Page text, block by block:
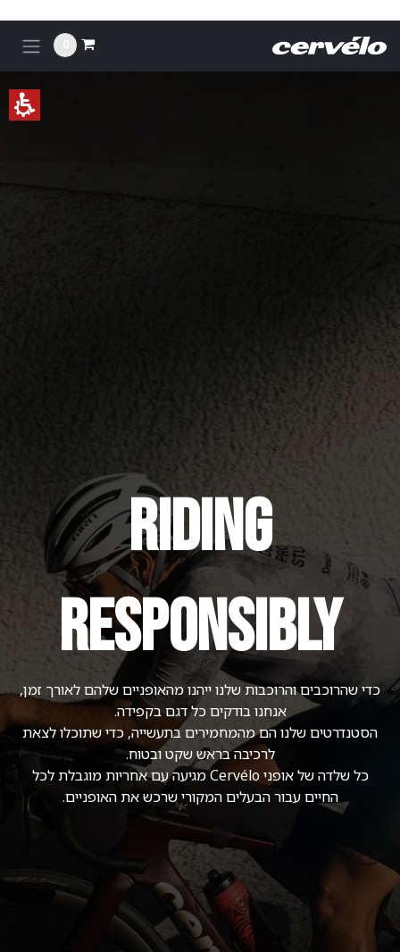
Riding
Responsibly
כדי שהרוכבים והרוכבות שלנו ייהנו מהאופניים שלהם לאורך זמן,
אנחנו בודקים כל דגם בקפידה.
הסטנדרטים שלנו הם מהמחמירים בתעשייה, כדי שתוכלו לצאת
לרכיבה בראש שקט ובטוח.
כל שלדה של אופני Cervélo מגיעה עם אחריות מוגבלת לכל
החיים עבור הבעלים המקורי שרכש את האופניים.